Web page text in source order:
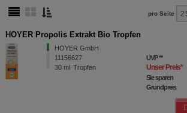
pro Seite
HOYER Propolis Extrakt Bio Tropfen
HOYER GmbH
11156627
30 ml Tropfen
UVP**
Unser Preis*
Sie sparen
Grundpreis